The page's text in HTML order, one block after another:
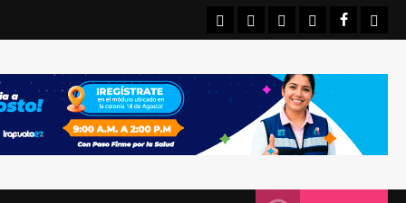
INICIOIRAPUATO
ESTATALES